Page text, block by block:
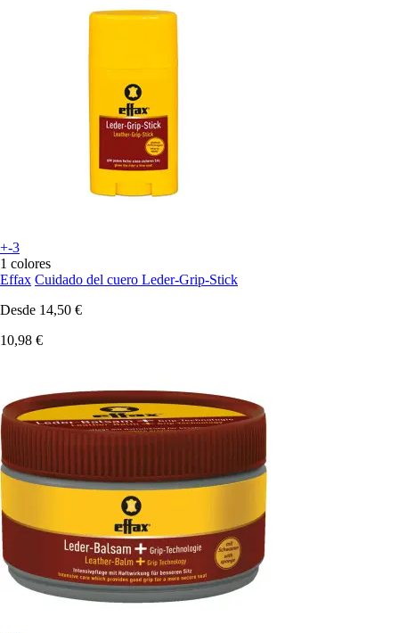
+-3
1 colores
Effax Cuidado del cuero Leder-Grip-Stick
Desde 14,50 €
10,98 €